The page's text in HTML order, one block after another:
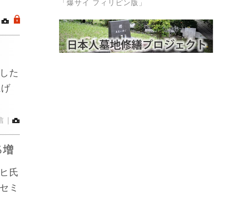
.
た
氏
ミ